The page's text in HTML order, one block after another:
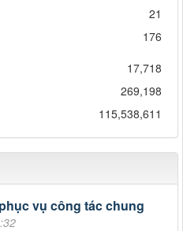
21
176
17,718
269,198
115,538,611
vụ công tác chung